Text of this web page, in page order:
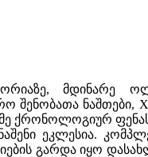
მდინარე
შენობათა ნაშთები,
ქრონოლოგიურ
ეკლესია.
გარდა იყო